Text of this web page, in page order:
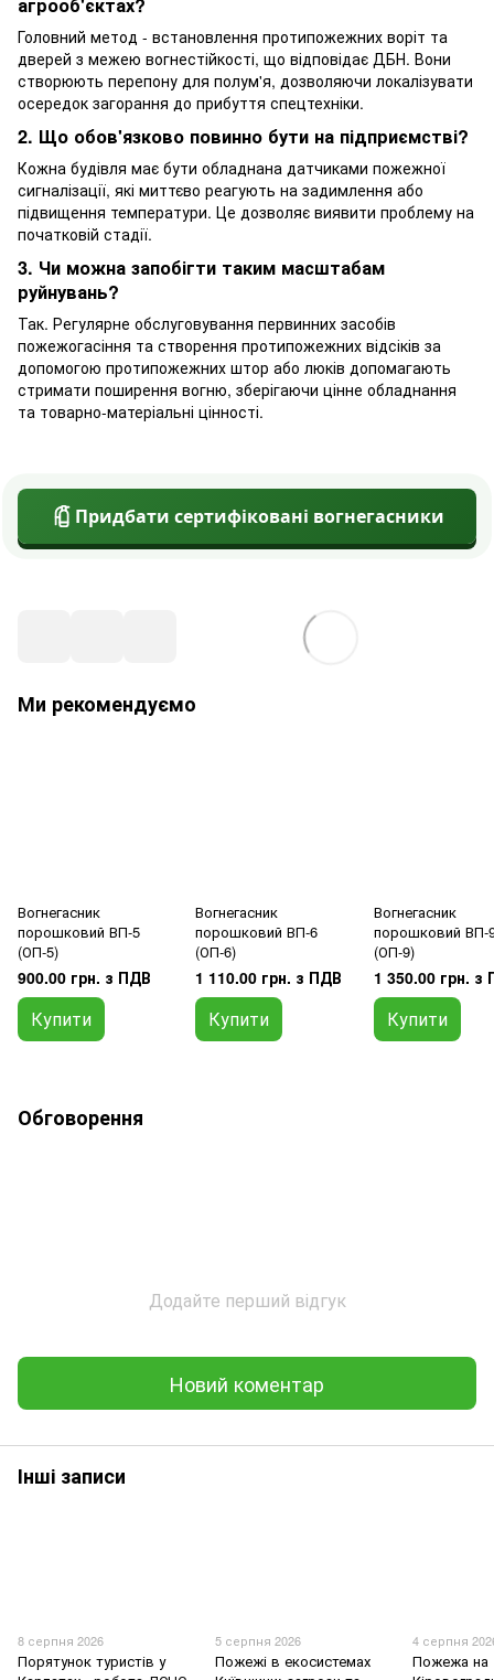
агрооб'єктах?
Головний метод - встановлення протипожежних воріт та
дверей з межею вогнестійкості, що відповідає ДБН. Вони
створюють перепону для полум'я, дозволяючи локалізувати
осередок загорання до прибуття спецтехніки.
2. Що обов'язково повинно бути на підприємстві?
Кожна будівля має бути обладнана датчиками пожежної
сигналізації, які миттєво реагують на задимлення або
підвищення температури. Це дозволяє виявити проблему на
початковій стадії.
3. Чи можна запобігти таким масштабам
руйнувань?
Так. Регулярне обслуговування первинних засобів
пожежогасіння та створення протипожежних відсіків за
допомогою протипожежних штор або люків допомагають
стримати поширення вогню, зберігаючи цінне обладнання
та товарно-матеріальні цінності.
Придбати сертифіковані вогнегасники
Ми рекомендуємо
Вогнегасник
порошковий ВП-5
(ОП-5)
900.00 грн. з ПДВ
Купити
Вогнегасник
порошковий ВП-6
(ОП-6)
1 110.00 грн. з ПДВ
Купити
Вогнегасник
порошковий ВП-
(ОП-9)
1 350.00 грн. з
Купити
Обговорення
Додайте перший відгук
Новий коментар
Інші записи
8 серпня 2026
Порятунок туристів у
5 серпня 2026
Пожежі в екосистемах
4 серпня
Пожежа на